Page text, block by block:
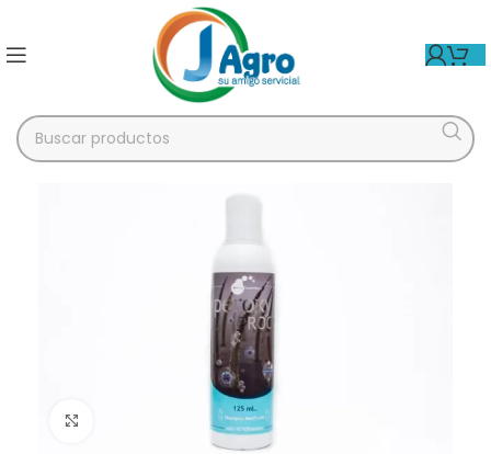
Click para agrandar